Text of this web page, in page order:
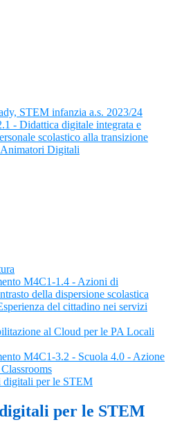
STEM infanzia a.s. 2023/24
- Didattica digitale integrata e
scolastico alla transizione
Digitali
M4C1-1.4 - Azioni di
della dispersione scolastica
del cittadino nei servizi
al Cloud per le PA Locali
M4C1-3.2 - Scuola 4.0 - Azione
digitali per le STEM
per le STEM